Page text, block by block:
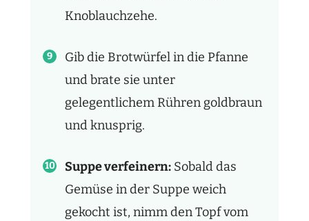
Knoblauchzehe.
Gib die Brotwürfel in die Pfanne
und brate sie unter
gelegentlichem Rühren goldbraun
und knusprig.
Suppe verfeinern: Sobald das
Gemüse in der Suppe weich
gekocht ist, nimm den Topf vom